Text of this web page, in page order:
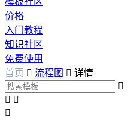
价格
入门教程
知识社区
免费使用
首页  流程图  详情

 
